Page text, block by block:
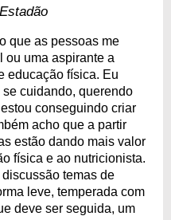
que as pessoas me
ou uma aspirante a
educação física. Eu
cuidando, querendo
conseguindo criar
acho que a partir
estão dando mais valor
física e ao nutricionista.
temas de
leve, temperada com
deve ser seguida, um